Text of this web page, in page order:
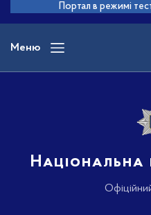
основного
вмісту
Портал в режимі
Меню
Національна